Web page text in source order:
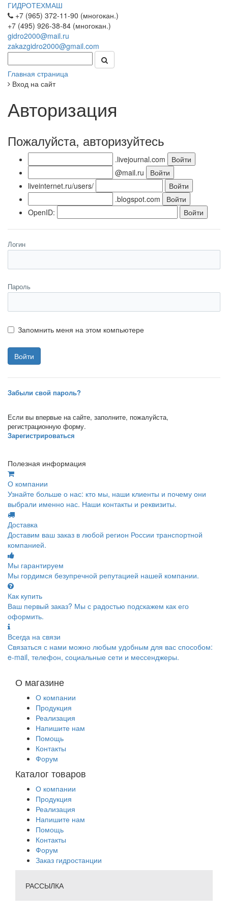
ГИДРОТЕХМАШ
+7 (965) 372-11-90 (многокан.)
+7 (495) 926-38-84 (многокан.)
gidro2000@mail.ru
zakazgidro2000@gmail.com
Главная страница
Вход на сайт
Авторизация
Пожалуйста, авторизуйтесь
.livejournal.com
@mail.ru
liveinternet.ru/users/
.blogspot.com
OpenID:
Логин
Пароль
Запомнить меня на этом компьютере
Забыли свой пароль?
Если вы впервые на сайте, заполните, пожалуйста,
регистрационную форму.
Зарегистрироваться
Полезная информация
О компании
Узнайте больше о нас: кто мы, наши клиенты и почему они
выбрали именно нас. Наши контакты и реквизиты.
Доставка
Доставим ваш заказ в любой регион России транспортной
компанией.
Мы гарантируем
Мы гордимся безупречной репутацией нашей компании.
Как купить
Ваш первый заказ? Мы с радостью подскажем как его
оформить.
Всегда на связи
Связаться с нами можно любым удобным для вас способом:
e-mail, телефон, социальные сети и мессенджеры.
О магазине
О компании
Продукция
Реализация
Напишите нам
Помощь
Контакты
Форум
Каталог товаров
О компании
Продукция
Реализация
Напишите нам
Помощь
Контакты
Форум
Заказ гидростанции
РАССЫЛКА